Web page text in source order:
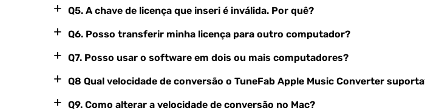
+ Q5. A chave de licença que inseri é inválida. Por quê?
+ Q6. Posso transferir minha licença para outro computador?
+ Q7. Posso usar o software em dois ou mais computadores?
+ Q8 Qual velocidade de conversão o TuneFab Apple Music Converter
+ Q9. Como alterar a velocidade de conversão no Mac?